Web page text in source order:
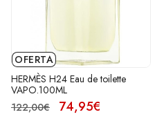
OFERTA
HERMÈS H24 Eau de toilette
VAPO.100ML
122,00€
74,95€